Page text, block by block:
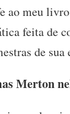
ao meu
feita de
de
Merton